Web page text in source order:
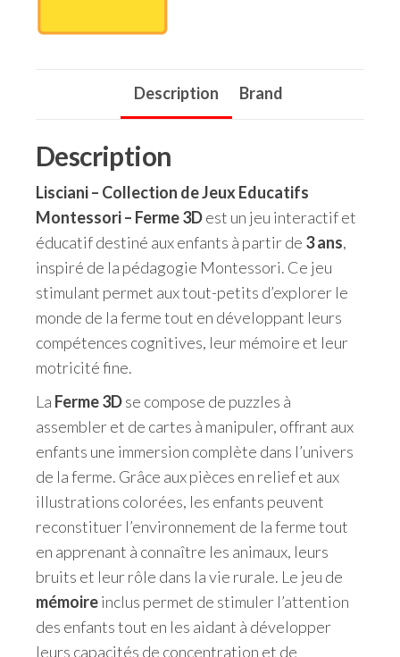
Description Brand
Description
Lisciani – Collection de Jeux Educatifs
Montessori – Ferme 3Dest un jeu interactif et
éducatif destiné aux enfants à partir de 3 ans,
inspiré de la pédagogie Montessori. Ce jeu
stimulant permet aux tout-petits d’explorer le
monde de la ferme tout en développant leurs
compétences cognitives, leur mémoire et leur
motricité fine.
La Ferme 3Dse compose de puzzles à
assembler et de cartes à manipuler, offrant aux
enfants une immersion complète dans l’univers
de la ferme. Grâce aux pièces en relief et aux
illustrations colorées, les enfants peuvent
reconstituer l’environnement de la ferme tout
en apprenant à connaître les animaux, leurs
bruits et leur rôle dans la vie rurale. Le jeu de
mémoireinclus permet de stimuler l’attention
des enfants tout en les aidant à développer
leurs capacités de concentration et de